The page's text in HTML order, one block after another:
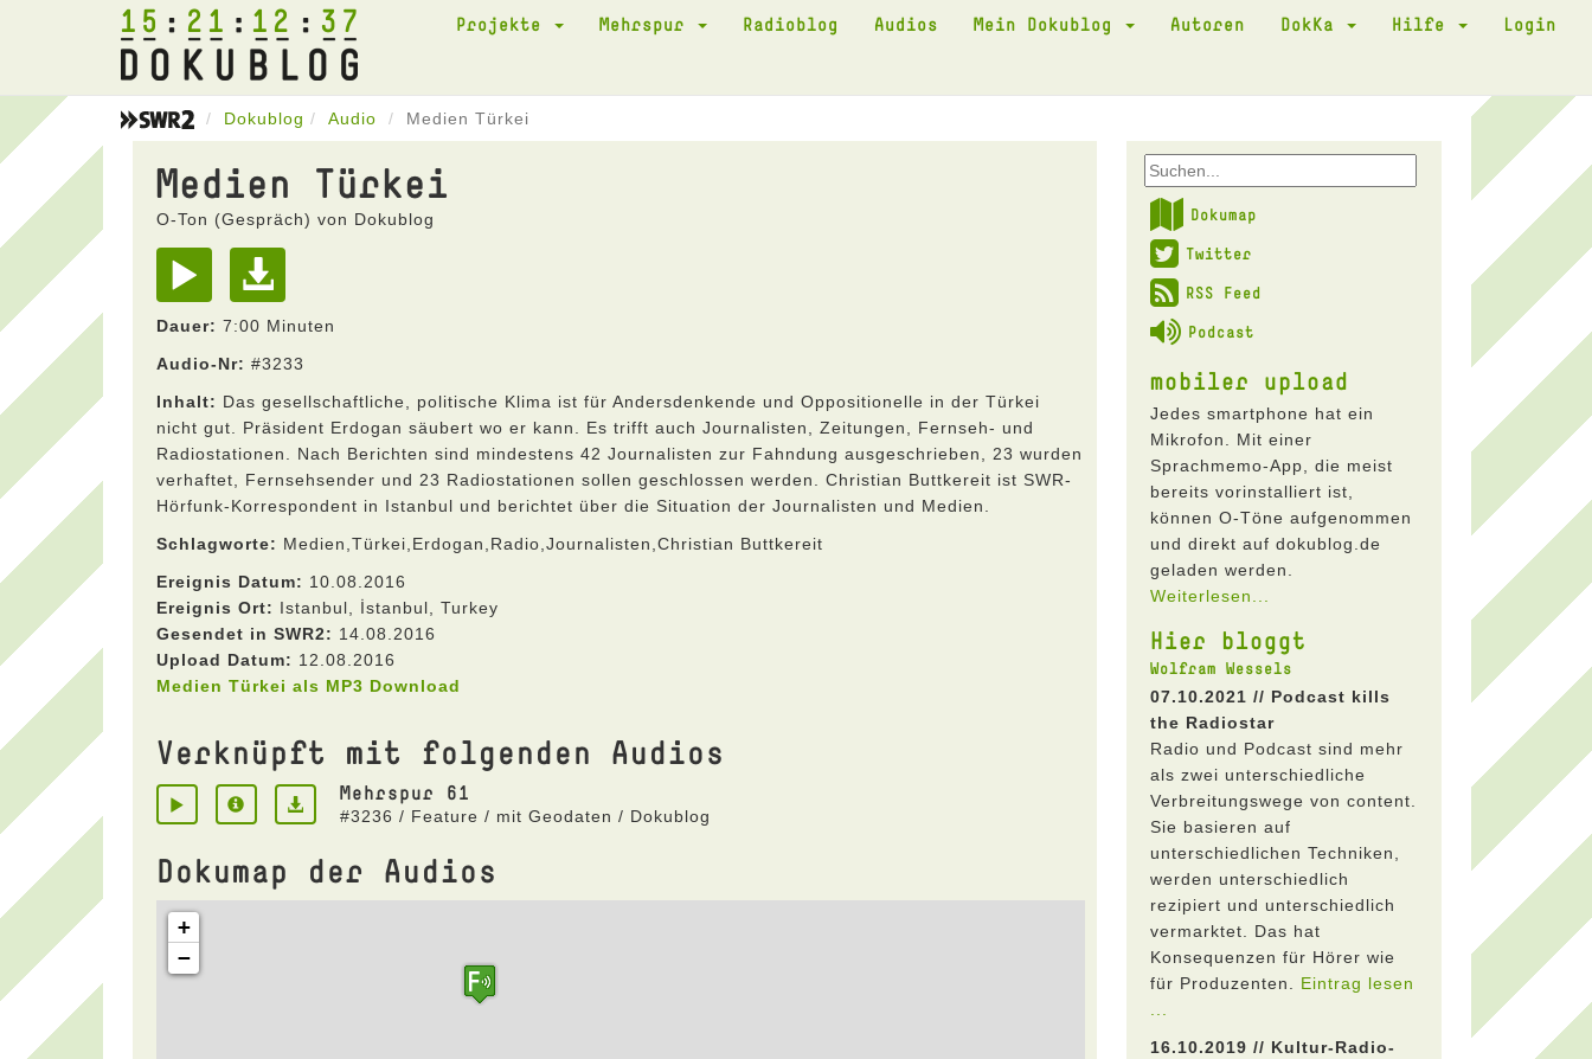
15 21 12 37 Projekte Mehrspur Radioblog Audios Mein Dokublog Autoren DokKa Hilfe Login
Dokublog Audio Medien Türkei
Medien Türkei
O-Ton (Gespräch) von Dokublog
Dauer: 7:00 Minuten
Audio-Nr: #3233
Inhalt: Das gesellschaftliche, politische Klima ist für Andersdenkende und Oppositionelle in der Türkei
nicht gut. Präsident Erdogan säubert wo er kann. Es trifft auch Journalisten, Zeitungen, Fernseh- und
Radiostationen. Nach Berichten sind mindestens 42 Journalisten zur Fahndung ausgeschrieben, 23 wurden
verhaftet, Fernsehsender und 23 Radiostationen sollen geschlossen werden. Christian Buttkereit ist SWR-
Hörfunk-Korrespondent in Istanbul und berichtet über die Situation der Journalisten und Medien.
Schlagworte: Medien,Türkei,Erdogan,Radio,Journalisten,Christian Buttkereit
Ereignis Datum: 10.08.2016
Ereignis Ort: Istanbul, İstanbul, Turkey
Gesendet in SWR2: 14.08.2016
Upload Datum: 12.08.2016
Medien Türkei als MP3 Download
Verknüpft mit folgenden Audios
Mehrspur 61
#3236 / Feature / mit Geodaten / Dokublog
Dokumap der Audios
Dokumap
Twitter
RSS Feed
Podcast
mobiler upload
Jedes smartphone hat ein
Mikrofon. Mit einer
Sprachmemo-App, die meist
bereits vorinstalliert ist,
können O-Töne aufgenommen
und direkt auf dokublog.de
geladen werden.
Weiterlesen...
Hier bloggt
Wolfram Wessels
07.10.2021 // Podcast kills
the Radiostar
Radio und Podcast sind mehr
als zwei unterschiedliche
Verbreitungswege von content.
Sie basieren auf
unterschiedlichen Techniken,
werden unterschiedlich
rezipiert und unterschiedlich
vermarktet. Das hat
Konsequenzen für Hörer wie
für Produzenten. Eintrag lesen
16.10.2019 // Kultur-Radio-